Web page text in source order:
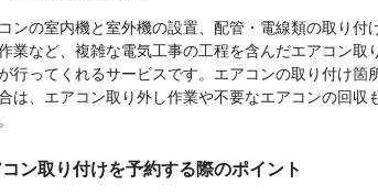
ンの室内機と室外機の設置、配管・電線類の取り付
業など、複雑な電気工事の工程を含んだエアコン取
行ってくれるサービスです。エアコンの取り付け箇
は、エアコン取り外し作業や不要なエアコンの回収
ン取り付けを予約する際のポイント